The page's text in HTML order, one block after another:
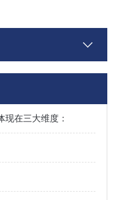
现在三大维度：